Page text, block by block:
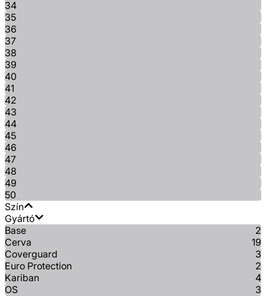
34
35
36
37
38
39
40
41
42
43
44
45
46
47
48
49
50
Szín
Gyártó
Base
2
Cerva
19
Coverguard
3
Euro Protection
2
Kariban
4
OS
3